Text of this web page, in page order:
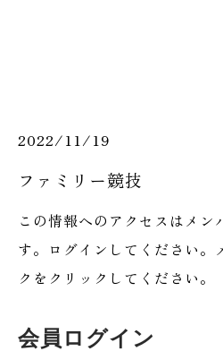
2022/11/19
ファミリー競技
この情報へのアクセスはメン
す。ログインしてください。
クをクリックしてください。
会員ログイン